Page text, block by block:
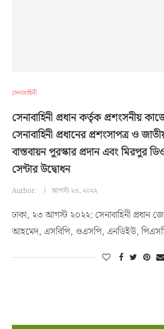
সেনাবাহিনী
সেনাবাহিনী প্রধান কর্তৃক প্রশংসনীয়
সেনাবাহিনী প্রধানের প্রশংসাপত্র ও
বাস্তবায়ন পুরস্কার প্রদান এবং মিরপুর
সেন্টার উদ্বোধন
Author: আগস্ট ২৩, ২০২২
ঢাকা, ২৩ আগস্ট ২০২২: সেনাবাহিনী প্রধান
আহমেদ, এসবিপি, ওএসপি, এনডিইউ,